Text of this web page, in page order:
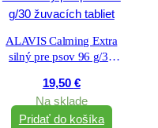
ALAVIS Calming Extra
silný pre psov 96 g/30
19,50 €
Na sklade
Pridať do košíka